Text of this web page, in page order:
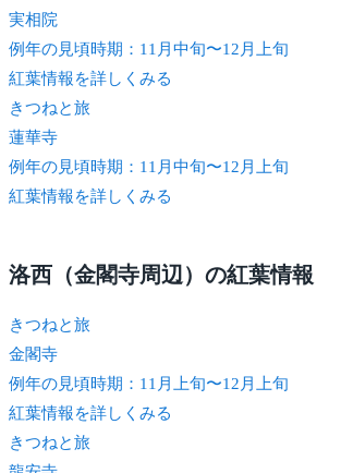
実相院
例年の見頃時期：11月中旬〜12月上旬
紅葉情報を詳しくみる
きつねと旅
蓮華寺
例年の見頃時期：11月中旬〜12月上旬
紅葉情報を詳しくみる
洛西（金閣寺周辺）の紅葉情報
きつねと旅
金閣寺
例年の見頃時期：11月上旬〜12月上旬
紅葉情報を詳しくみる
きつねと旅